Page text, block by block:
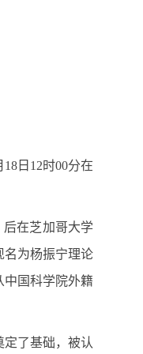
日12时00分在
后在芝加哥大学
名为杨振宁理论
中国科学院外籍
了基础，被认